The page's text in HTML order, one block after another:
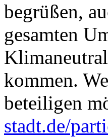
begrüßen,
gesamten
kommen.
beteiligen
stadt.de/